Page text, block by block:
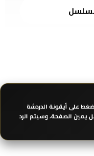
علىأيقونة الدردشة
يمين الصفحة، وسيتم الرد